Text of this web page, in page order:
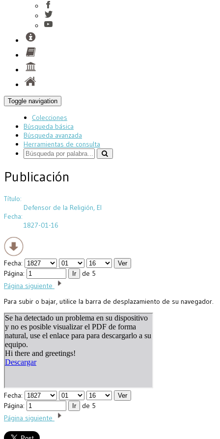
Toggle navigation
Colecciones
Búsqueda básica
Búsqueda avanzada
Herramientas de consulta
Publicación
Título:
Defensor de la Religión, El
Fecha:
1827-01-16
Fecha:
Página:
de 5
Página siguiente
Para subir o bajar, utilice la barra de desplazamiento de su navegador.
Fecha:
Página:
de 5
Página siguiente